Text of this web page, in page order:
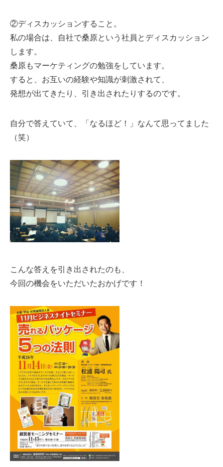
②ディスカッションすること。
私の場合は、自社で桑原という社員とディスカッション
します。
桑原もマーケティングの勉強をしています。
すると、お互いの経験や知識が刺激されて、
発想が出てきたり、引き出されたりするのです。
自分で答えていて、「なるほど！」なんて思ってました
（笑）
こんな答えを引き出されたのも、
今回の機会をいただいたおかげです！